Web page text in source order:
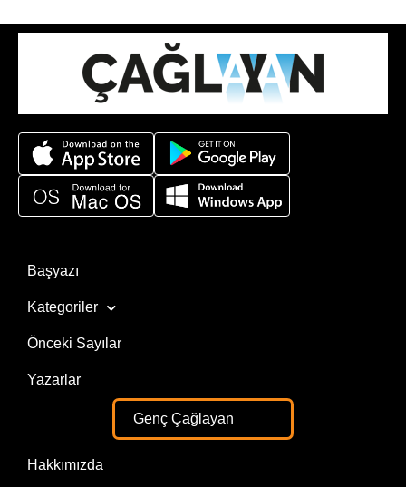
Başyazı
Kategoriler
Önceki Sayılar
Yazarlar
Genç Çağlayan
Hakkımızda